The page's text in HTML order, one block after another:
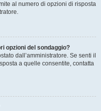
al numero di opzioni di risposta
opzioni del sondaggio?
dall’amministratore. Se senti il
a quelle consentite, contatta